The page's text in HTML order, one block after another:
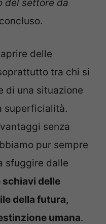
del settore da
delle
tra chi si
di una situazione
superficialità.
senza
pur sempre
sfuggire dalle
delle
della futura,
umana.